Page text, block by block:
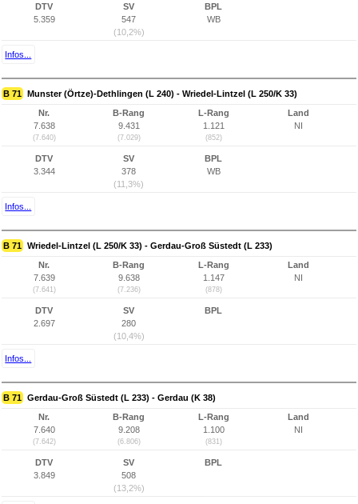
DTV
5.359
SV
547
(10,2%)
BPL
WB
Infos...
B 71 Munster (Örtze)-Dethlingen (L 240) - Wriedel-Lintzel (L 250/K 33)
Nr.
7.638
(7.640)
B-Rang
9.431
(7.029)
L-Rang
1.121
(852)
Land
NI
DTV
3.344
SV
378
(11,3%)
BPL
WB
Infos...
B 71 Wriedel-Lintzel (L 250/K 33) - Gerdau-Groß Süstedt (L 233)
Nr.
7.639
(7.641)
B-Rang
9.638
(7.236)
L-Rang
1.147
(878)
Land
NI
DTV
2.697
SV
280
(10,4%)
BPL
Infos...
B 71 Gerdau-Groß Süstedt (L 233) - Gerdau (K 38)
Nr.
7.640
(7.642)
B-Rang
9.208
(6.806)
L-Rang
1.100
(831)
Land
NI
DTV
3.849
SV
508
(13,2%)
BPL